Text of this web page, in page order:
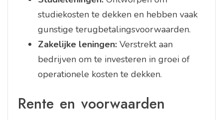
studiekosten te dekken en hebben vaak
gunstige terugbetalingsvoorwaarden.
Zakelijke leningen: Verstrekt aan
bedrijven om te investeren in groei of
operationele kosten te dekken.
Rente en voorwaarden